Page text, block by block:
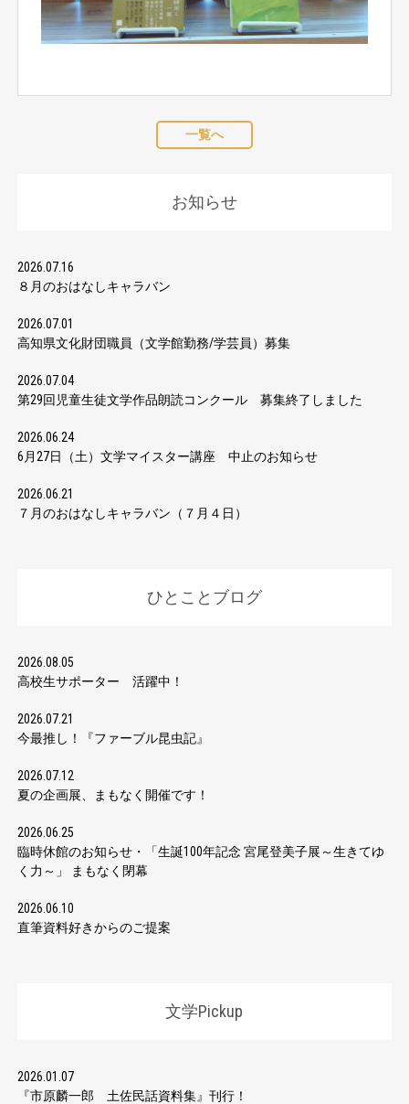
一覧へ
お知らせ
2026.07.16
８月のおはなしキャラバン
2026.07.01
高知県文化財団職員（文学館勤務/学芸員）募集
2026.07.04
第29回児童生徒文学作品朗読コンクール 募集終了しました
2026.06.24
6月27日（土）文学マイスター講座 中止のお知らせ
2026.06.21
７月のおはなしキャラバン（７月４日）
ひとことブログ
2026.08.05
高校生サポーター 活躍中！
2026.07.21
今最推し！『ファーブル昆虫記』
2026.07.12
夏の企画展、まもなく開催です！
2026.06.25
臨時休館のお知らせ・「生誕100年記念 宮尾登美子展～生きてゆ
く力～」 まもなく閉幕
2026.06.10
直筆資料好きからのご提案
文学Pickup
2026.01.07
『市原麟一郎 土佐民話資料集』刊行！